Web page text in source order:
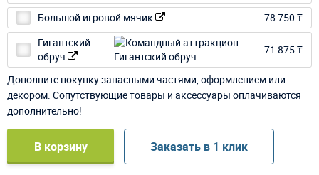
Большой игровой мячик
78 750 ₸
Гигантский
обруч
71 875 ₸
Дополните покупку запасными частями, оформлением или
декором. Сопутствующие товары и аксессуары оплачиваются
дополнительно!
В корзину Заказать в 1 клик